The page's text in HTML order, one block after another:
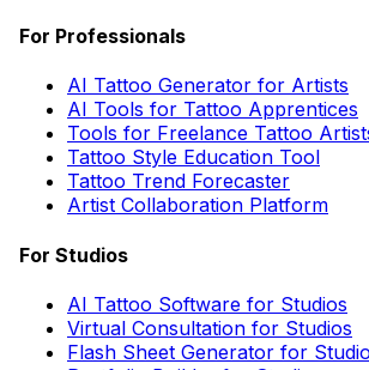
For Professionals
AI Tattoo Generator for Artists
AI Tools for Tattoo Apprentices
Tools for Freelance Tattoo
Tattoo Style Education Tool
Tattoo Trend Forecaster
Artist Collaboration Platform
For Studios
AI Tattoo Software for Studios
Virtual Consultation for Studios
Flash Sheet Generator for